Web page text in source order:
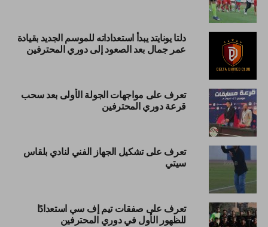
دلتا يونايتد يبدأ استعداداته للموسم الجديد بقيادة
عمر جمال بعد الصعود إلى دوري المحترفين
تعرف على مواجهات الجولة الأولى بعد سحب
قرعة دوري المحترفين
تعرف على تشكيل الجهاز الفني لنادي بلقاس
سيتي
تعرف على صفقات تيم إف سي استعدادًا
للظهور الأول في دوري المحترفين